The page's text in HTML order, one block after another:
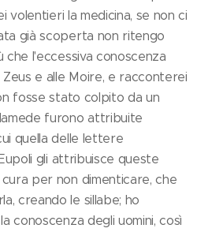
volentieri la medicina, se non ci
già scoperta non ritengo
l'eccessiva conoscenza
e alle Moire, e racconterei
fosse stato colpito da un
furono attribuite
quella delle lettere
gli attribuisce queste
per non dimenticare, che
creando le sillabe; ho
conoscenza degli uomini, così